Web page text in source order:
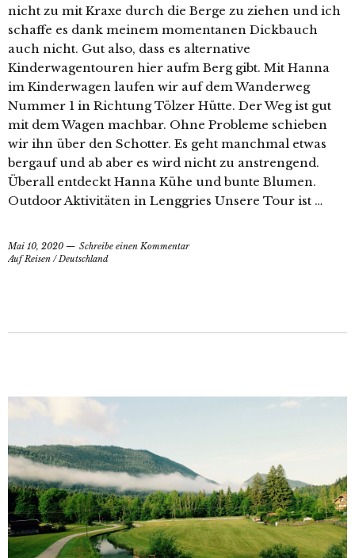
nicht zu mit Kraxe durch die Berge zu ziehen und ich
schaffe es dank meinem momentanen Dickbauch
auch nicht. Gut also, dass es alternative
Kinderwagentouren hier aufm Berg gibt. Mit Hanna
im Kinderwagen laufen wir auf dem Wanderweg
Nummer 1 in Richtung Tölzer Hütte. Der Weg ist gut
mit dem Wagen machbar. Ohne Probleme schieben
wir ihn über den Schotter. Es geht manchmal etwas
bergauf und ab aber es wird nicht zu anstrengend.
Überall entdeckt Hanna Kühe und bunte Blumen.
Outdoor Aktivitäten in Lenggries Unsere Tour ist …
Mai 10, 2020
Schreibe einen Kommentar
Auf Reisen / Deutschland